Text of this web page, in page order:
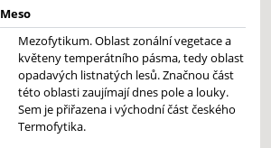
Meso
Mezofytikum. Oblast zonální vegetace a
květeny temperátního pásma, tedy oblast
opadavých listnatých lesů. Značnou část
této oblasti zaujímají dnes pole a louky.
Sem je přiřazena i východní část českého
Termofytika.